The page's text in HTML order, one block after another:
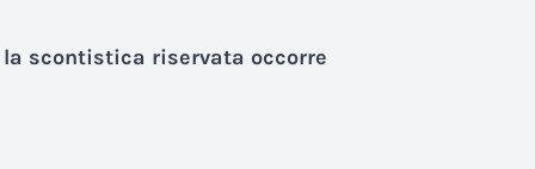
scontistica riservata occorre